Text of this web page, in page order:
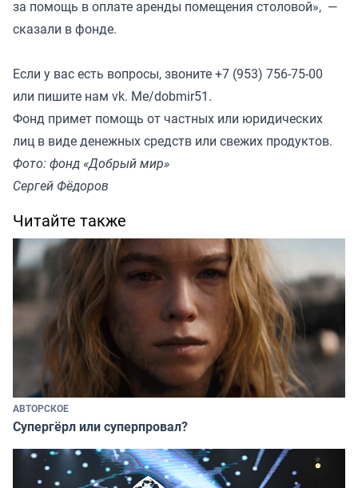
за помощь в оплате аренды помещения столовой», —
сказали в фонде.
Если у вас есть вопросы, звоните +7 (953) 756-75-00
или пишите нам vk. Me/dobmir51.
Фонд примет помощь от частных или юридических
лиц в виде денежных средств или свежих продуктов.
Фото: фонд «Добрый мир»
Сергей Фёдоров
Читайте также
АВТОРСКОЕ
Супергёрл или суперпровал?